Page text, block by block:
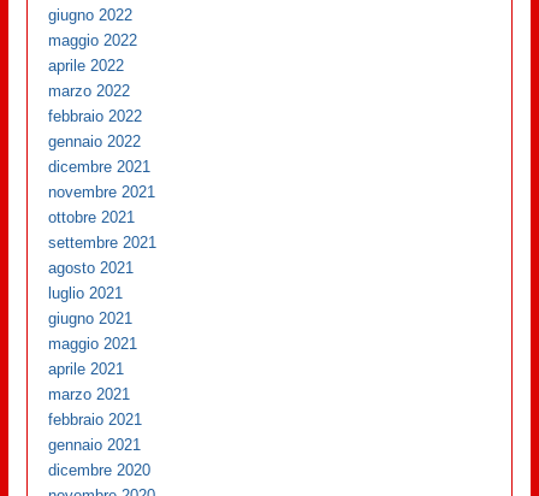
giugno 2022
maggio 2022
aprile 2022
marzo 2022
febbraio 2022
gennaio 2022
dicembre 2021
novembre 2021
ottobre 2021
settembre 2021
agosto 2021
luglio 2021
giugno 2021
maggio 2021
aprile 2021
marzo 2021
febbraio 2021
gennaio 2021
dicembre 2020